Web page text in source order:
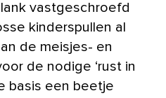
vastgeschroefd
kinderspullen al
de meisjes- en
de nodige ‘rust in
basis een beetje